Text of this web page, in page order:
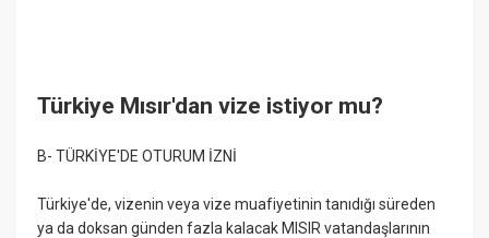
Türkiye Mısır'dan vize istiyor mu?
B- TÜRKİYE'DE OTURUM İZNİ
Türkiye'de, vizenin veya vize muafiyetinin tanıdığı süreden
ya da doksan günden fazla kalacak MISIR vatandaşlarının